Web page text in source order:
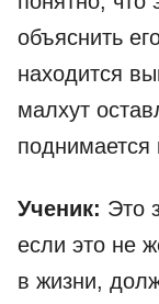
объяснить
находится
малхут
поднимается
Ученик: Это
если это не
в жизни,